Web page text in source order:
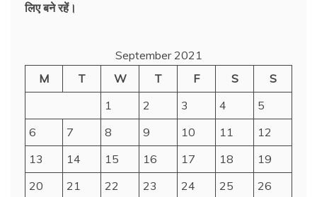
लिए बने रहें।
September 2021
M
T W T F S
S
1
2 3 4
5
6
7 8 9 10 11
12
13
14 15 16 17 18
19
20
21 22 23 24 25
26